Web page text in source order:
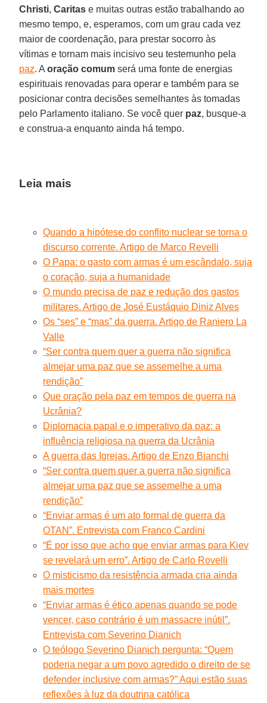
Christi,Caritas e muitas outras estão trabalhando ao
mesmo tempo, e, esperamos, com um grau cada vez
maior de coordenação, para prestar socorro às
vítimas e tornam mais incisivo seu testemunho pela
paz. Aoração comum será uma fonte de energias
espirituais renovadas para operar e também para se
posicionar contra decisões semelhantes às tomadas
pelo Parlamento italiano. Se você quer paz, busque-a
e construa-a enquanto ainda há tempo.
Leia mais
Quando a hipótese do conflito nuclear se torna o
discurso corrente. Artigo de Marco Revelli
O Papa: o gasto com armas é um escândalo, suja
o coração, suja a humanidade
O mundo precisa de paz e redução dos gastos
militares. Artigo de José Eustáquio Diniz Alves
Os “ses” e “mas” da guerra. Artigo de Raniero La
Valle
“Ser contra quem quer a guerra não significa
almejar uma paz que se assemelhe a uma
rendição”
Que oração pela paz em tempos de guerra na
Ucrânia?
Diplomacia papal e o imperativo da paz: a
influência religiosa na guerra da Ucrânia
A guerra das Igrejas. Artigo de Enzo Bianchi
“Ser contra quem quer a guerra não significa
almejar uma paz que se assemelhe a uma
rendição”
“Enviar armas é um ato formal de guerra da
OTAN”. Entrevista com Franco Cardini
“É por isso que acho que enviar armas para Kiev
se revelará um erro”. Artigo de Carlo Rovelli
O misticismo da resistência armada cria ainda
mais mortes
“Enviar armas é ético apenas quando se pode
vencer, caso contrário é um massacre inútil”.
Entrevista com Severino Dianich
O teólogo Severino Dianich pergunta: “Quem
poderia negar a um povo agredido o direito de se
defender inclusive com armas?” Aqui estão suas
reflexões à luz da doutrina católica